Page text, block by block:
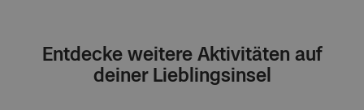
Entdecke weitere Aktivitäten auf
deiner Lieblingsinsel